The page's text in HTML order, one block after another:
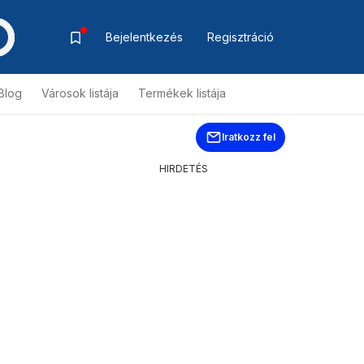
Bejelentkezés Regisztráció
Városok listája Termékek listája
Iratkozz fel
HIRDETÉS